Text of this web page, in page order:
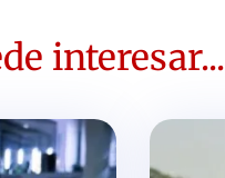
interesar...